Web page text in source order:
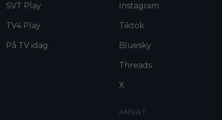
SVT Play
TV4 Play
På TV idag
Instagram
Tiktok
Bluesky
Threads
X
ANNAT